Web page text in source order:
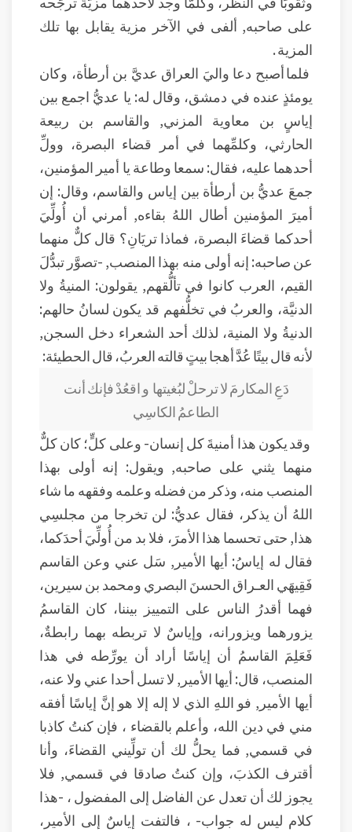
على صاحبه, ألفى في الآخر مزية يقابل بها تلك
المزية .
فلما أصبح دعا واليَ العراق عديَّ بن أرطأة، وكان
يومئذٍ عنده في دمشق، وقال له: يا عديُّ اجمع بين
إياسٍ بن معاوية المزني, والقاسم بن ربيعة
الحارثي، وكلمِّهما في أمر قضاء البصرة، وولِّ
أحدهما عليه، فقال: سمعا وطاعة يا أمير المؤمنين،
جمعَ عديُّ بن أرطأة بين إياس والقاسم، وقال: إن
أميرَ المؤمنين أطال اللهُ بقاءه, أمرني أن أُولِّيَ
أحدكما قضاءَ البصرة، فماذا تريَانِ؟ قال كلٌّ منهما
عن صاحبه: إنه أولى منه بهذا المنصب, -تصوَّر تبدُّلَ
القيم، العرب كانوا في تألُّقهم, يقولون: المنيةُ ولا
الدنيَّة، والعربُ في تخلُّفهم قد يكون لسانُ حالهم:
الدنيةُ ولا المنية، لذلك أحد الشعراء دخل السجن,
لأنه قال بيتًا عُدَّ أهجا بيتٍ قالته العربُ، قال الحطيئة:
دَعِ المكارمَ لا ترحلْ لبُغيتها و اقعُدْ فإنك أنت
الطاعمُ الكاسِي
وقد يكون هذا أمنيةَ كل إنسان- وعلى كلٍّ؛ كان كلٌّ
منهما يثني على صاحبه, ويقول: إنه أولى بهذا
المنصب منه، وذكر من فضله وعلمه وفقهه ما شاء
اللهُ أن يذكر، فقال عديُّ: لن تخرجا من مجلسِي
هذا, حتى تحسما هذا الأمرَ، فلا بد من أُولِّيَ أحدَكما،
فقال له إياسُ: أيها الأمير, سَل عني وعن القاسم
فَقِيهَي العـراق الحسنَ البصري ومحمد بن سيرين،
فهما أقدرُ الناس على التمييز بيننا، كان القاسمُ
يزورهما ويزورانه، وإياسٌ لا تربطه بهما رابطةٌ،
فَعَلِمَ القاسمُ أن إياسًا أراد أن يورِّطه في هذا
المنصب، قال: أيها الأمير, لا تسل أحدا عني ولا عنه،
أيها الأمير, فو اللهِ الذي لا إله إلا هو إنَّ إياسًا أفقه
مني في دين الله، وأعلم بالقضاء ، فإن كنتُ كاذبا
في قسمي, فما يحلُّ لك أن تولِّيني القضاءَ، وأنا
أقترف الكذبَ، وإن كنتُ صادقا في قسمي, فلا
يجوز لك أن تعدل عن الفاضل إلى المفضول ، -هذا
كلام ليس له جواب- ، فالتفت إياسٌ إلى الأمير،